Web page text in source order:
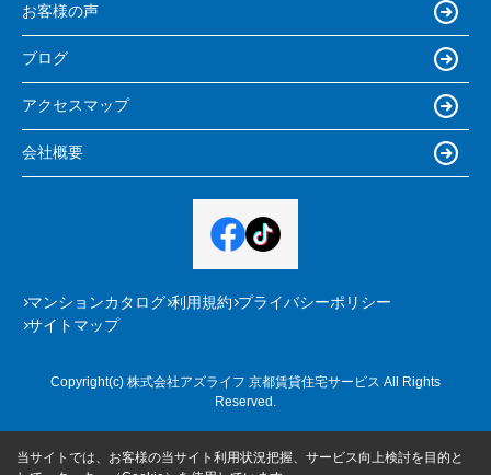
お客様の声
ブログ
アクセスマップ
会社概要
マンションカタログ 利用規約 プライバシーポリシー
サイトマップ
Copyright(c) 株式会社アズライフ 京都賃貸住宅サービス All Rights
Reserved.
当サイトでは、お客様の当サイト利用状況把握、サービス向上検討を目的と